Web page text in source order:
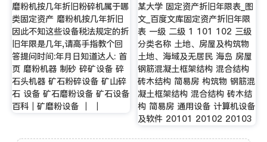
磨粉机按几年折旧粉碎机属于哪
类固定资产 磨粉机按几年折旧
因此不知这些设备税法规定的折
旧年限是几年,请高手指教个回
答提问时间:年月日知道达人: 首
页 磨粉机器 制砂 碎矿设备 碎
石头机器 矿石粉碎设备 矿山碎
石 设备 矿石磨粉设备 矿石设备
百科｜矿磨粉设备 ｜ ｜
某大学 固定资产折旧年限表_图
文_百度文库固定资产折旧年限
表 一级 二级 1 101 102 三级
分类名称 土地、房屋及构筑物
土地、海域及无居民 海岛 房屋
钢筋混凝土框架结构 混合结构
砖木结构 简易房 构筑物 钢筋混
凝土框架结构 混合结构 砖木结
构 简易房 通用设备 计算机设备
及软件 20101 20102 20103